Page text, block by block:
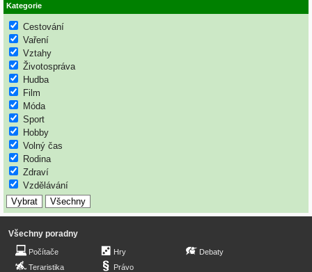
Kategorie
Cestování
Vaření
Vztahy
Životospráva
Hudba
Film
Móda
Sport
Hobby
Volný čas
Rodina
Zdraví
Vzdělávání
Všechny poradny
Počítače
Teraristika
Hry
Právo
Debaty